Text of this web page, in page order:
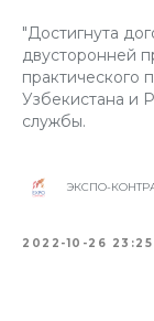
"Достигнута
двусторонней
практического
Узбекистана и
службы.
ЭКСПО-
2022-10-26 23:25